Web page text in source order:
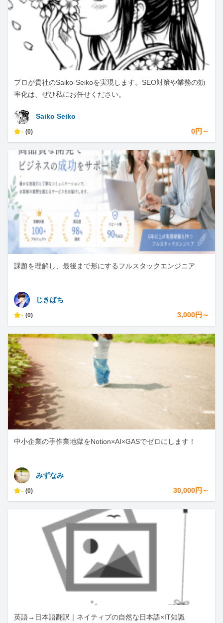
プロが貴社のSaiko-Seikoを実現します。SEO対策や業務の効
率化は、ぜひ私にお任せください。
Saiko Seiko
- (0) 0円～
課題を理解し、最後まで形にするフルスタックエンジニア
じきぱち
- (0) 3,000円～
中小企業の手作業地獄をNotion×AI×GASでゼロにします！
みずなみ
- (0) 30,000円～
英語→日本語翻訳｜ネイティブの自然な日本語×IT知識